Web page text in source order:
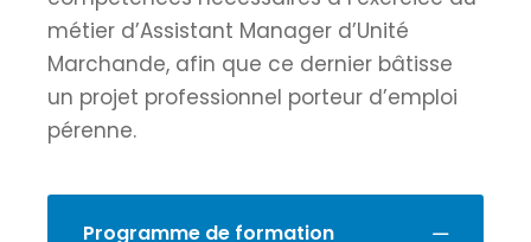
métier d’Assistant Manager d’Unité
Marchande, afin que ce dernier bâtisse
un projet professionnel porteur d’emploi
pérenne.
Programme de formation